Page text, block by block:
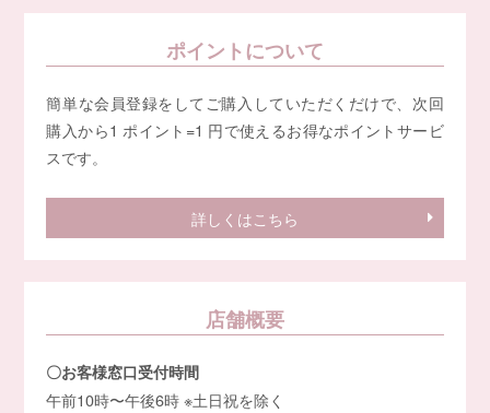
ポイントについて
簡単な会員登録をしてご購入していただくだけで、次回
購入から1 ポイント=1 円で使えるお得なポイントサービ
スです。
詳しくはこちら
店舗概要
〇お客様窓口受付時間
午前10時〜午後6時 ※土日祝を除く